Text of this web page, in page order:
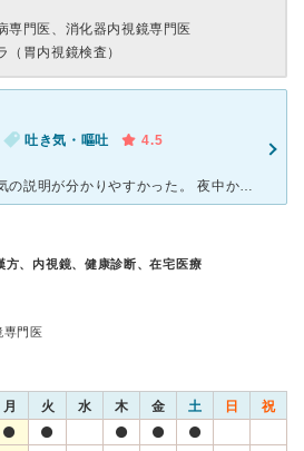
専門医、消化器内視鏡専門医
（胃内視鏡検査）
吐き気・嘔吐
4.5
先生は話しやすくて、病気の説明が分かりやすかった。 夜中から嘔気でよく眠れず、朝早くに受診した。 いろいろ問診を受けてから、他に飲んでいる薬がないか確認されて、漢方薬や胃腸薬を処方してもらった。
方、内視鏡、健康診断、在宅医療
専門医
月 火 水 木 金 土 日 祝